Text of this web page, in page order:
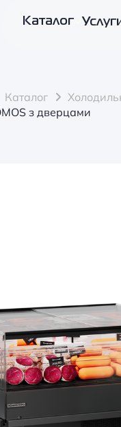
Каталог
Каталог
з дверцами